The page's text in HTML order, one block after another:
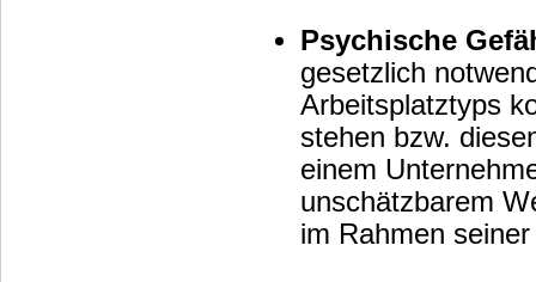
Psychische
gesetzlich
Arbeitsplatztyps
stehen bzw.
einem
unschätzbarem Wert. Folgende standardisierte Abläufe
im Rahmen